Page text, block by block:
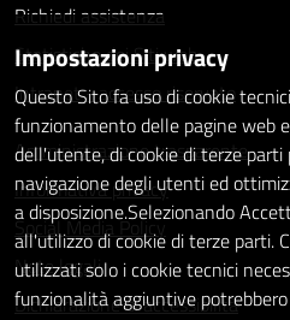
Richiedi assistenza
Statistiche dei Siti web
Intranet - accesso riservato
Amministrazione trasparente
Informativa privacy
Social Media Policy
Note legali
Dichiarazione di accessibilità
Impostazioni privacy
Questo Sito fa uso di cookie
funzionamento delle pagine web
dell'utente, di cookie di terze parti
navigazione degli utenti ed
a disposizione.Selezionando
all'utilizzo di cookie di terze parti.
utilizzati solo i cookie tecnici
funzionalità aggiuntive